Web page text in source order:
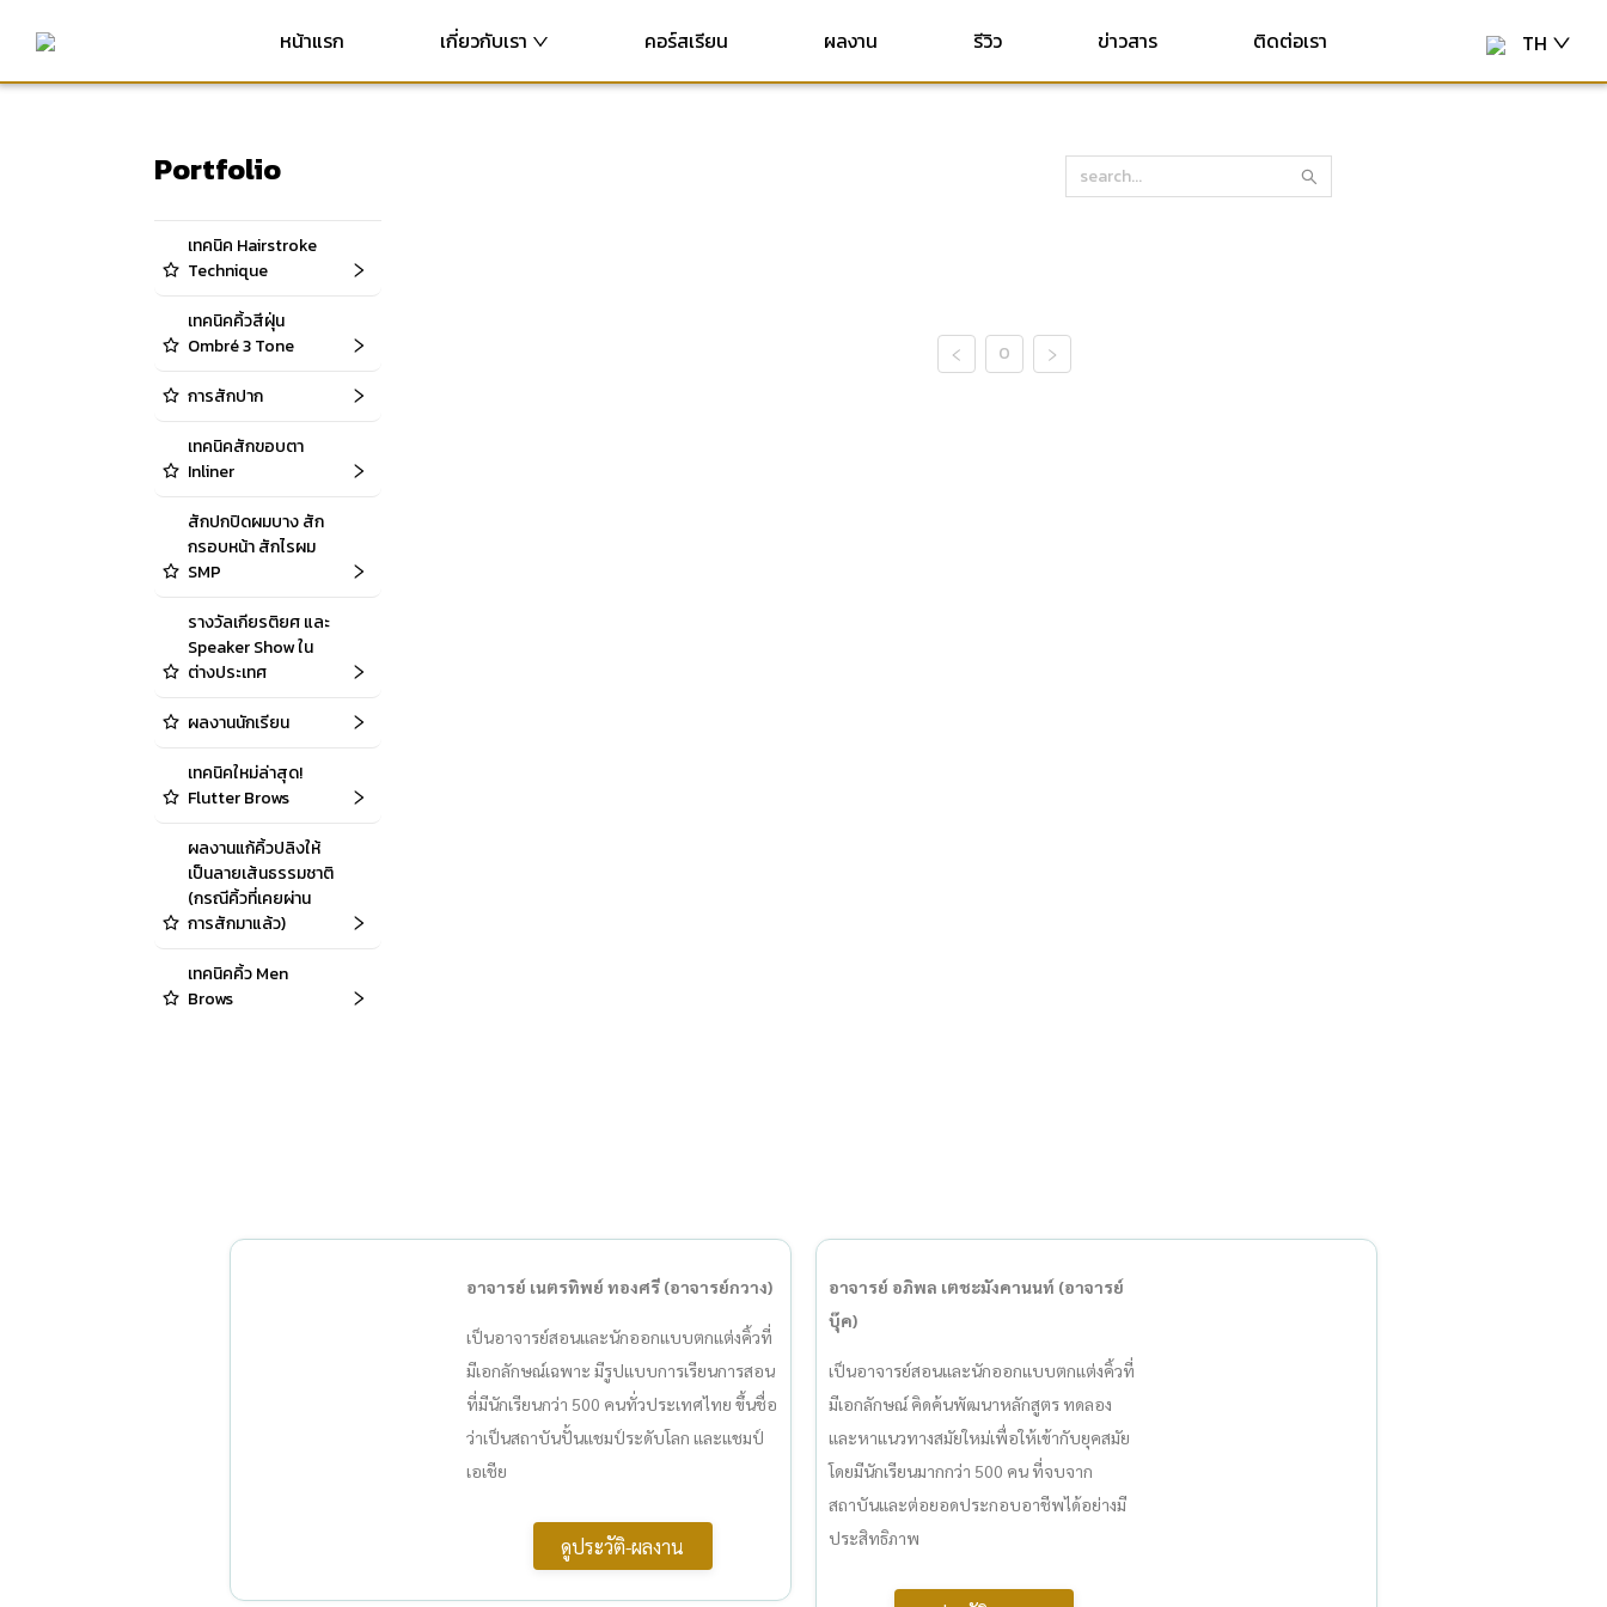
TH
หน้าแรก เกี่ยวกับเรา คอร์สเรียน ผลงาน รีวิว ข่าวสาร ติดต่อเรา
Portfolio
เทคนิค Hairstroke
Technique
เทคนิคคิ้วสีฝุ่น
Ombré 3 Tone
การสักปาก
เทคนิคสักขอบตา
Inliner
สักปกปิดผมบาง สัก
กรอบหน้า สักไรผม
SMP
รางวัลเกียรติยศ และ
Speaker Show ใน
ต่างประเทศ
ผลงานนักเรียน
เทคนิคใหม่ล่าสุด!
Flutter Brows
ผลงานแก้คิ้วปลิงให้
เป็นลายเส้นธรรมชาติ
(กรณีคิ้วที่เคยผ่าน
การสักมาแล้ว)
เทคนิคคิ้ว Men
Brows
0
อาจารย์ เนตรทิพย์ ทองศรี (อาจารย์กวาง)
เป็นอาจารย์สอนและนักออกแบบตกแต่งคิ้วที่
มีเอกลักษณ์เฉพาะ มีรูปแบบการเรียนการสอน
ที่มีนักเรียนกว่า 500 คนทั่วประเทศไทย ขึ้นชื่อ
ว่าเป็นสถาบันปั้นแชมป์ระดับโลก และแชมป์
เอเชีย
ดูประวัติ-ผลงาน
อาจารย์ อภิพล เตชะมังคานนท์ (อาจารย์
บุ๊ค)
เป็นอาจารย์สอนและนักออกแบบตกแต่งคิ้วที่
มีเอกลักษณ์ คิดค้นพัฒนาหลักสูตร ทดลอง
และหาแนวทางสมัยใหม่เพื่อให้เข้ากับยุคสมัย
โดยมีนักเรียนมากกว่า 500 คน ที่จบจาก
สถาบันและต่อยอดประกอบอาชีพได้อย่างมี
ประสิทธิภาพ